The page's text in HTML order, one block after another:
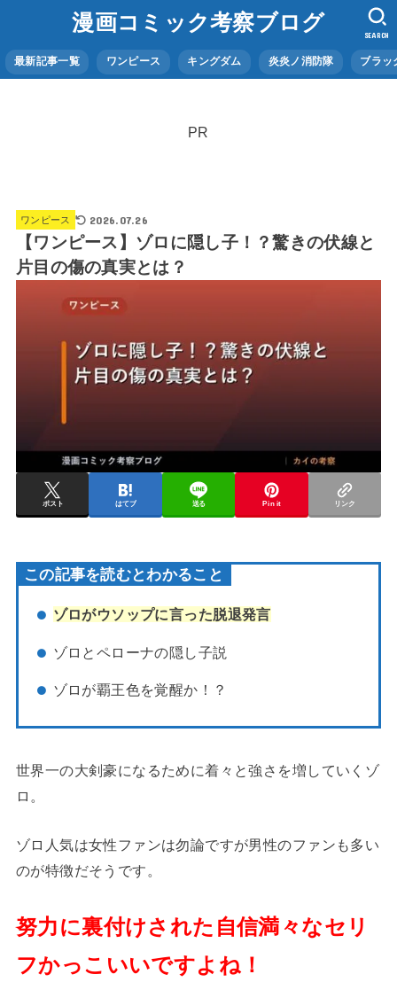
漫画コミック考察ブログ
最新記事一覧 ワンピース キングダム 炎炎ノ消防隊 ブラッ
SEARCH
PR
ワンピース 2026.07.26
【ワンピース】ゾロに隠し子！？驚きの伏線と
片目の傷の真実とは？
ポスト はてブ 送る Pin it リンク
この記事を読むとわかること
ゾロがウソップに言った脱退発言
ゾロとペローナの隠し子説
ゾロが覇王色を覚醒か！？
世界一の大剣豪になるために着々と強さを増していくゾ
ロ。
ゾロ人気は女性ファンは勿論ですが男性のファンも多い
のが特徴だそうです。
努力に裏付けされた自信満々なセリ
フかっこいいですよね！